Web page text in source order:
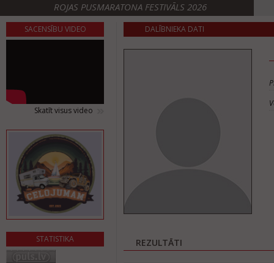
ROJAS PUSMARATONA FESTIVĀLS 2026
SACENSĪBU VIDEO
Skatīt visus video
STATISTIKA
DALĪBNIEKA DATI
REZULTĀTI